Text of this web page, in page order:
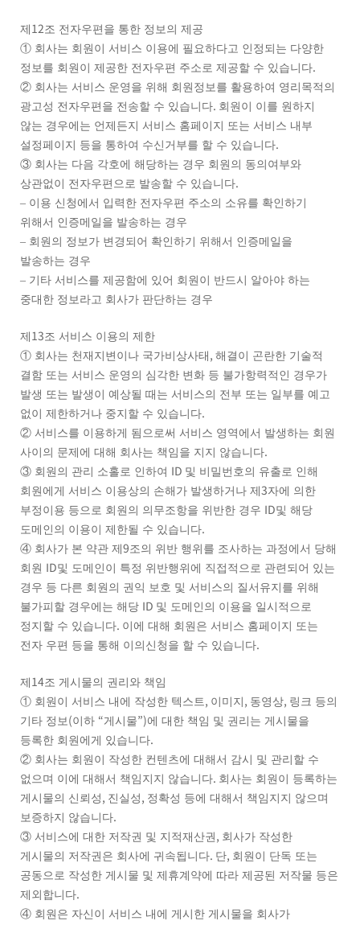
제 12조 전자우편을 통한 정보의 제공
① 회사는 회원이 서비스 이용에 필요하다고 인정되는 다양한
정보를 회원이 제공한 전자우편 주소로 제공할 수 있습니다.
② 회사는 서비스 운영을 위해 회원정보를 활용하여 영리목적의
광고성 전자우편을 전송할 수 있습니다. 회원이 이를 원하지
않는 경우에는 언제든지 서비스 홈페이지 또는 서비스 내부
설정페이지 등을 통하여 수신거부를 할 수 있습니다.
③ 회사는 다음 각호에 해당하는 경우 회원의 동의여부와
상관없이 전자우편으로 발송할 수 있습니다.
– 이용 신청에서 입력한 전자우편 주소의 소유를 확인하기
위해서 인증메일을 발송하는 경우
– 회원의 정보가 변경되어 확인하기 위해서 인증메일을
발송하는 경우
– 기타 서비스를 제공함에 있어 회원이 반드시 알아야 하는
중대한 정보라고 회사가 판단하는 경우
제 13조 서비스 이용의 제한
① 회사는 천재지변이나 국가비상사태 , 해결이 곤란한 기술적
결함 또는 서비스 운영의 심각한 변화 등 불가항력적인 경우가
발생 또는 발생이 예상될 때는 서비스의 전부 또는 일부를 예고
없이 제한하거나 중지할 수 있습니다.
② 서비스를 이용하게 됨으로써 서비스 영역에서 발생하는 회원
사이의 문제에 대해 회사는 책임을 지지 않습니다.
③ 회원의 관리 소홀로 인하여 ID 및 비밀번호의 유출로 인해
회원에게 서비스 이용상의 손해가 발생하거나 제 3자에 의한
부정이용 등으로 회원의 의무조항을 위반한 경우 ID및 해당
도메인의 이용이 제한될 수 있습니다.
④ 회사가 본 약관 제 9조의 위반 행위를 조사하는 과정에서 당해
회원 ID및 도메인이 특정 위반행위에 직접적으로 관련되어 있는
경우 등 다른 회원의 권익 보호 및 서비스의 질서유지를 위해
불가피할 경우에는 해당 ID 및 도메인의 이용을 일시적으로
정지할 수 있습니다. 이에 대해 회원은 서비스 홈페이지 또는
전자 우편 등을 통해 이의신청을 할 수 있습니다.
제 14조 게시물의 권리와 책임
① 회원이 서비스 내에 작성한 텍스트 , 이미지 , 동영상, 링크 등의
기타 정보 (이하 “게시물”)에 대한 책임 및 권리는 게시물을
등록한 회원에게 있습니다.
② 회사는 회원이 작성한 컨텐츠에 대해서 감시 및 관리할 수
없으며 이에 대해서 책임지지 않습니다. 회사는 회원이 등록하는
게시물의 신뢰성 , 진실성 , 정확성 등에 대해서 책임지지 않으며
보증하지 않습니다.
③ 서비스에 대한 저작권 및 지적재산권 , 회사가 작성한
게시물의 저작권은 회사에 귀속됩니다. 단, 회원이 단독 또는
공동으로 작성한 게시물 및 제휴계약에 따라 제공된 저작물 등은
제외합니다.
④ 회원은 자신이 서비스 내에 게시한 게시물을 회사가